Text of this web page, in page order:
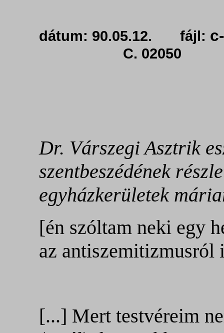
dátum: 90.05.12. fájl:
C. 02050
Dr. Várszegi Asztrik
szentbeszédének
egyházkerületek
[én szóltam neki egy
az antiszemitizmusról
[...] Mert testvéreim